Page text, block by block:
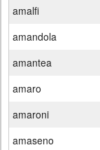
amalfi
amandola
amantea
amaro
amaroni
amaseno